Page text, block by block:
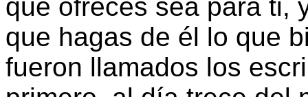
que ofreces sea para ti,
que hagas de él lo que
fueron llamados los